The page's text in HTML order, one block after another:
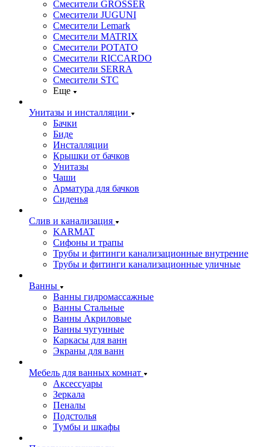
Смесители GROSSER
Смесители JUGUNI
Смесители Lemark
Смесители MATRIX
Смесители POTATO
Смесители RICCARDO
Смесители SERRA
Смесители STC
Еще
Унитазы и инсталляции
Бачки
Биде
Инсталляции
Крышки от бачков
Унитазы
Чаши
Арматура для бачков
Сиденья
Слив и канализация
KARMAT
Сифоны и трапы
Трубы и фитинги канализационные внутрение
Трубы и фитинги канализационные уличные
Ванны
Ванны гидромассажные
Ванны Стальные
Ванны Акриловые
Ванны чугунные
Каркасы для ванн
Экраны для ванн
Мебель для ванных комнат
Аксессуары
Зеркала
Пеналы
Подстолья
Тумбы и шкафы